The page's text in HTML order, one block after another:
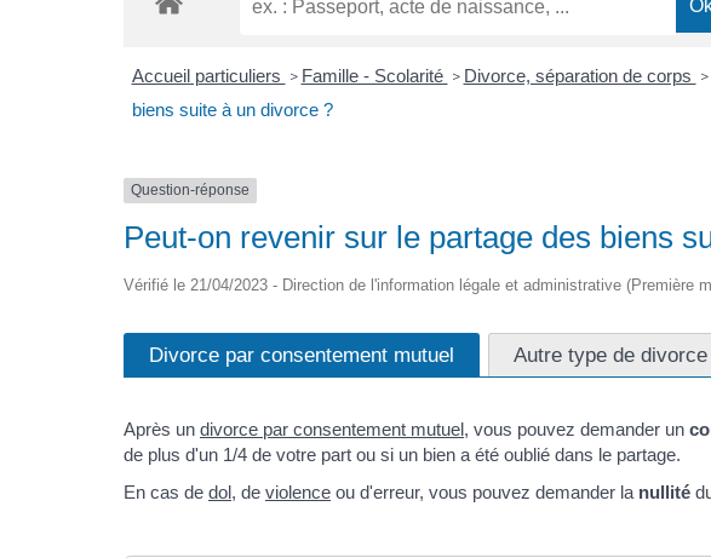
Accueil particuliers > Famille - Scolarité > Divorce, séparation de corps >
biens suite à un divorce ?
Question-réponse
Peut-on revenir sur le partage des biens
Vérifié le 21/04/2023 - Direction de l'information légale et administrative (Première
Divorce par consentement mutuel Autre type de divorce
Après un divorce par consentement mutuel, vous pouvez demander un
de plus d'un 1/4 de votre part ou si un bien a été oublié dans le partage.
En cas de dol, de violence ou d'erreur, vous pouvez demander la nullité